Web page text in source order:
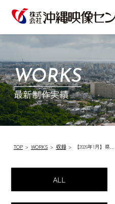
WORKS
最新制作実績
TOP WORKS 収録 【2026年1月】県…
ALL